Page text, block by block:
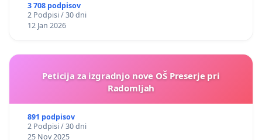
3 708 podpisov
2 Podpisi / 30 dni
12 Jan 2026
Peticija za izgradnjo nove OŠ Preserje pri
Radomljah
891 podpisov
2 Podpisi / 30 dni
25 Nov 2025